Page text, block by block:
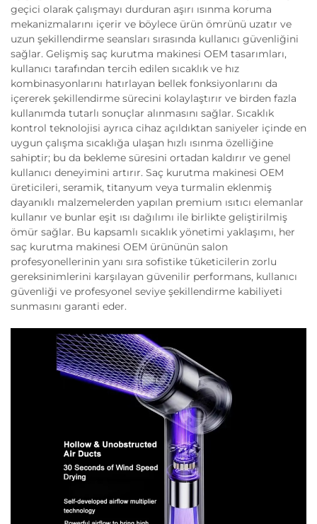
geçici olarak çalışmayı durduran aşırı ısınma koruma
mekanizmalarını içerir ve böylece ürün ömrünü uzatır ve
uzun şekillendirme seansları sırasında kullanıcı güvenliğini
sağlar. Gelişmiş saç kurutma makinesi OEM tasarımları,
kullanıcı tarafından tercih edilen sıcaklık ve hız
kombinasyonlarını hatırlayan bellek fonksiyonlarını da
içererek şekillendirme sürecini kolaylaştırır ve birden fazla
kullanımda tutarlı sonuçlar alınmasını sağlar. Sıcaklık
kontrol teknolojisi ayrıca cihaz açıldıktan saniyeler içinde en
uygun çalışma sıcaklığa ulaşan hızlı ısınma özelliğine
sahiptir; bu da bekleme süresini ortadan kaldırır ve genel
kullanıcı deneyimini artırır. Saç kurutma makinesi OEM
üreticileri, seramik, titanyum veya turmalin eklenmiş
dayanıklı malzemelerden yapılan premium ısıtıcı elemanlar
kullanır ve bunlar eşit ısı dağılımı ile birlikte geliştirilmiş
ömür sağlar. Bu kapsamlı sıcaklık yönetimi yaklaşımı, her
saç kurutma makinesi OEM ürününün salon
profesyonellerinin yanı sıra sofistike tüketicilerin zorlu
gereksinimlerini karşılayan güvenilir performans, kullanıcı
güvenliği ve profesyonel seviye şekillendirme kabiliyeti
sunmasını garanti eder.